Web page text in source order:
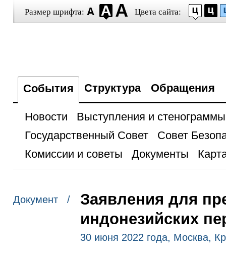
Размер шрифта: Цвета сайта:
События Структура Обращения
Новости
Выступления и стенограммы
Государственный Совет
Совет
Комиссии и советы
Документы
Документ /
Заявления для
индонезийских
30 июня 2022 года, Москва,